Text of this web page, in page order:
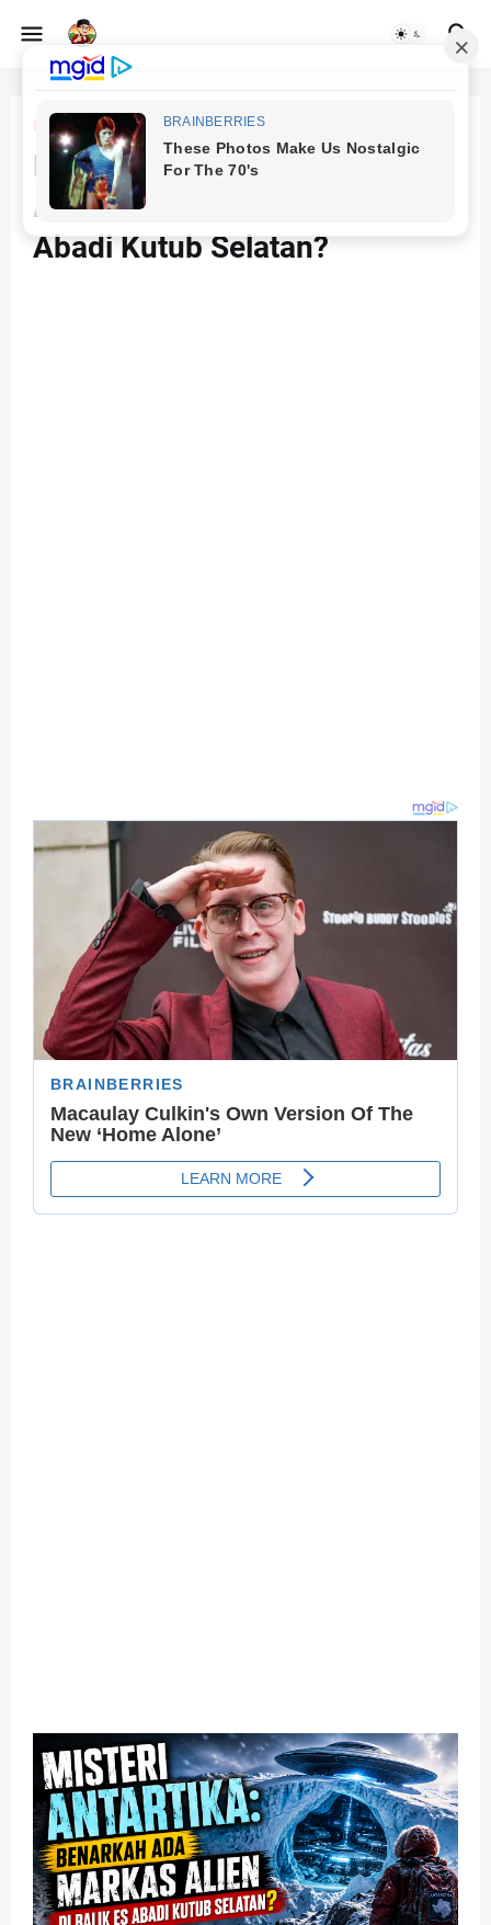
Beranda konspirasi bumi berongga
Misteri Antartika: Benarkah
Ada Markas Alien di Balik Es
Abadi Kutub Selatan?